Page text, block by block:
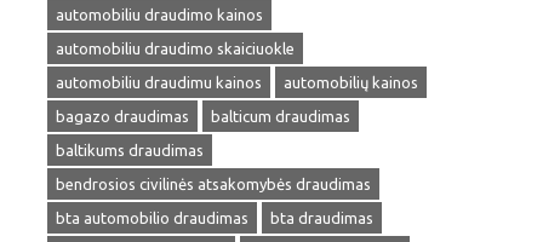
automobiliu draudimo kainos
automobiliu draudimo skaiciuokle
automobiliu draudimu kainos
automobilių kainos
bagazo draudimas
balticum draudimas
baltikums draudimas
bendrosios civilinės atsakomybės draudimas
bta automobilio draudimas
bta draudimas